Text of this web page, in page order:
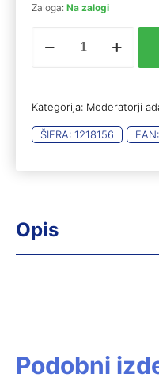
Zaloga: Na zalogi
adapter
Kategorija: Moderatorji
ŠIFRA: 1218156 EAN:
Opis
Podobni